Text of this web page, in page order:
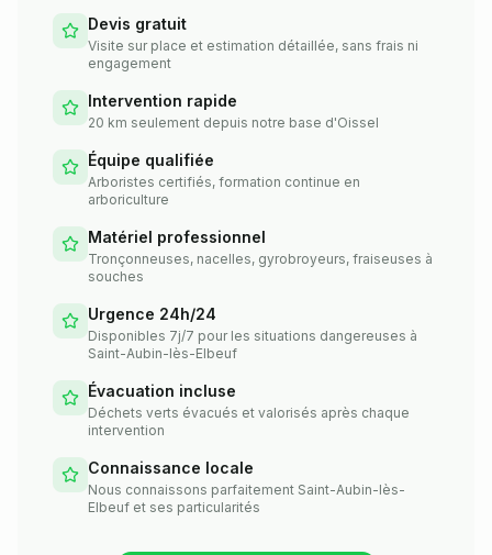
Devis gratuit
Visite sur place et estimation détaillée, sans frais ni
engagement
Intervention rapide
20 km seulement depuis notre base d'Oissel
Équipe qualifiée
Arboristes certifiés, formation continue en
arboriculture
Matériel professionnel
Tronçonneuses, nacelles, gyrobroyeurs, fraiseuses à
souches
Urgence 24h/24
Disponibles 7j/7 pour les situations dangereuses à
Saint-Aubin-lès-Elbeuf
Évacuation incluse
Déchets verts évacués et valorisés après chaque
intervention
Connaissance locale
Nous connaissons parfaitement Saint-Aubin-lès-
Elbeuf et ses particularités